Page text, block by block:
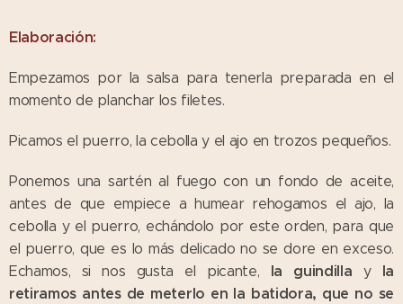
Elaboración:
Empezamos por la salsa para tenerla preparada en el
momento de planchar los filetes.
Picamos el puerro, la cebolla y el ajo en trozos pequeños.
Ponemos una sartén al fuego con un fondo de aceite,
antes de que empiece a humear rehogamos el ajo, la
cebolla y el puerro, echándolo por este orden, para que
el puerro, que es lo más delicado no se dore en exceso.
Echamos, si nos gusta el picante, la guindilla y la
retiramos antes de meterlo en la batidora, que no se